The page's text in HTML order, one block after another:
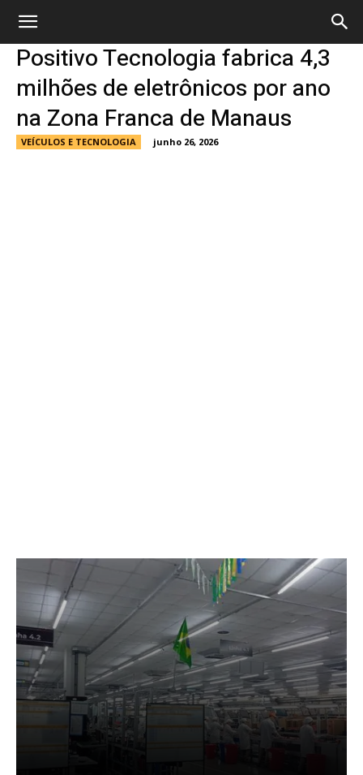
Positivo Tecnologia fabrica 4,3
milhões de eletrônicos por ano
na Zona Franca de Manaus
VEÍCULOS E TECNOLOGIA junho 26, 2026